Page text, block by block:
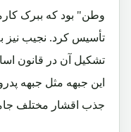
وطن" بود که ببرک
تأسیس کرد. نجیب نیز
تشکیل آن در قانون
این جبهه مثل جبهه
جذب اقشار مختلف